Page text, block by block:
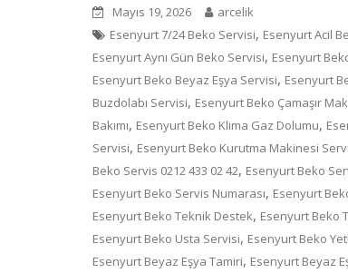
Mayıs 19, 2026
arcelik
Esenyurt 7/24 Beko Servisi, Esenyurt Acil
Esenyurt Aynı Gün Beko Servisi, Esenyurt
Esenyurt Beko Beyaz Eşya Servisi, Esenyurt
Buzdolabı Servisi, Esenyurt Beko Çamaşır
Bakımı, Esenyurt Beko Klima Gaz Dolumu,
Servisi, Esenyurt Beko Kurutma Makinesi
Beko Servis 0212 433 02 42, Esenyurt Beko
Esenyurt Beko Servis Numarası, Esenyurt
Esenyurt Beko Teknik Destek, Esenyurt Beko
Esenyurt Beko Usta Servisi, Esenyurt Beko
Esenyurt Beyaz Eşya Tamiri, Esenyurt Beyaz